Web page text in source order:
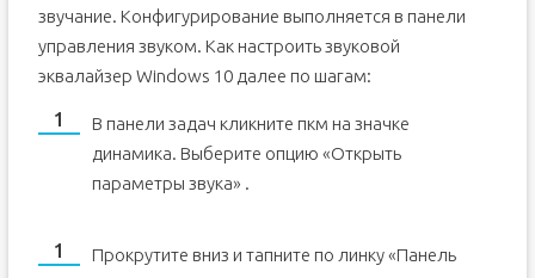
Использование драйвера Realtek
Видео: как пользоваться эквалайзером
Обзор лучших сторонних эквалайзеров
достаточным количеством функций
Viper4Windows: отдельная настройка звучания
Hear: множество эффектов и объёмное звучание
звучание. Конфигурирование выполняется в панели
управления звуком. Как настроить звуковой
эквалайзер Windows 10 далее по шагам:
В панели задач кликните пкм на значке
динамика. Выберите опцию «Открыть
параметры звука» .
Прокрутите вниз и тапните по линку «Панель